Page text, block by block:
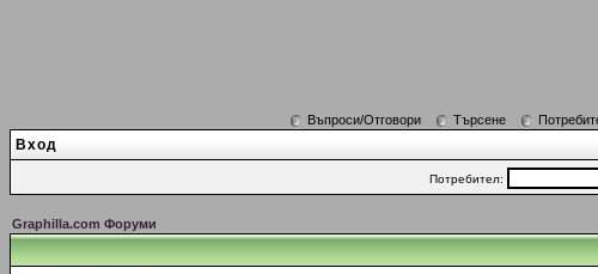
Въпроси/Отговори Търсене
Вход
Потребител:
Graphilla.com Форуми